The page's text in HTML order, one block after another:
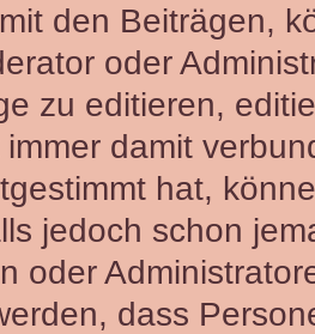
den Beiträgen,
oder
zu editieren,
damit
hat,
jedoch schon
oder
dass